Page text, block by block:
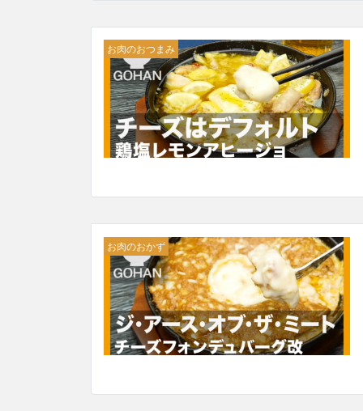
お肉のおつまみ
お肉のおかず